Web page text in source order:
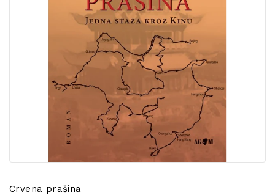
POSEBNA
Crvena prašina